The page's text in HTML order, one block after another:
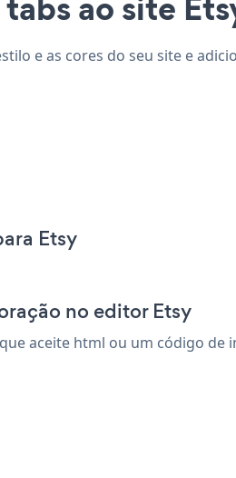
e as cores do seu site e
Etsy
no editor Etsy
aceite html ou um código de